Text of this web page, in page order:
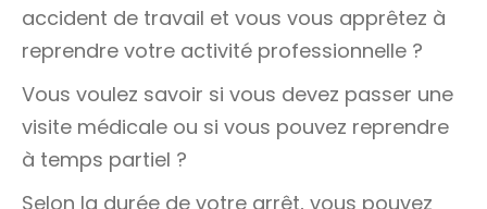
accident de travail et vous vous apprêtez à
reprendre votre activité professionnelle ?
Vous voulez savoir si vous devez passer une
visite médicale ou si vous pouvez reprendre
à temps partiel ?
Selon la durée de votre arrêt, vous pouvez